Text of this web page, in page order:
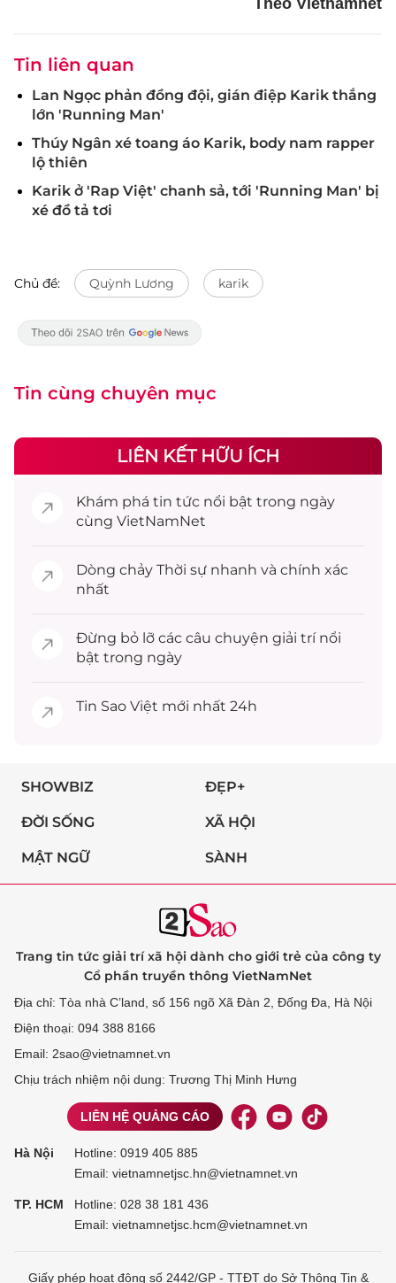
Theo Vietnamnet
Tin liên quan
Lan Ngọc phản đồng đội, gián điệp Karik thắng
lớn 'Running Man'
Thúy Ngân xé toang áo Karik, body nam rapper
lộ thiên
Karik ở 'Rap Việt' chanh sả, tới 'Running Man' bị
xé đồ tả tơi
Chủ đề: Quỳnh Lương karik
Tin cùng chuyên mục
LIÊN KẾT HỮU ÍCH
Khám phá tin tức nổi bật trong ngày
cùng VietNamNet
Dòng chảy Thời sự nhanh và chính xác
nhất
Đừng bỏ lỡ các câu chuyện giải trínổi
bật trong ngày
Tin Sao Việt mới nhất 24h
SHOWBIZ ĐẸP+
ĐỜI SỐNG XÃ HỘI
MẬT NGỮ SÀNH
Trang tin tức giải trí xã hội dành cho giới trẻ của công ty
Cổ phần truyền thông VietNamNet
Địa chỉ: Tòa nhà C’land, số 156 ngõ Xã Đàn 2, Đống Đa, Hà Nội
Điện thoại: 094 388 8166
Email: 2sao@vietnamnet.vn
Chịu trách nhiệm nội dung: Trương Thị Minh Hưng
LIÊN HỆ QUẢNG CÁO
Hà Nội Hotline: 0919 405 885
Email: vietnamnetjsc.hn@vietnamnet.vn
TP. HCM Hotline: 028 38 181 436
Email: vietnamnetjsc.hcm@vietnamnet.vn
Giấy phép hoạt động số 2442/GP - TTĐT do Sở Thông Tin &